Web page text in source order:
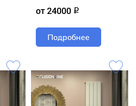
от 24000 q
Подробнее